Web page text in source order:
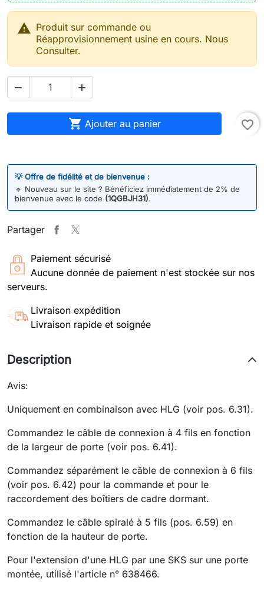
 Produit sur commande ou
Réapprovisionnement usine en cours. Nous
Consulter.
 
 Ajouter au panier favorite_border
💡 Offre de fidélité et de bienvenue :
🔹 Nouveau sur le site ? Bénéficiez immédiatement de 2% de
bienvenue avec le code (1QGBJH31).
Partager
Paiement sécurisé
Aucune donnée de paiement n'est stockée sur nos
serveurs.
Livraison expédition
Livraison rapide et soignée
Description
Avis:
Uniquement en combinaison avec HLG (voir pos. 6.31).
Commandez le câble de connexion à 4 fils en fonction
de la largeur de porte (voir pos. 6.41).
Commandez séparément le câble de connexion à 6 fils
(voir pos. 6.42) pour la commande et pour le
raccordement des boîtiers de cadre dormant.
Commandez le câble spiralé à 5 fils (pos. 6.59) en
fonction de la hauteur de porte.
Pour l'extension d'une HLG par une SKS sur une porte
montée, utilisé l'article n° 638466.